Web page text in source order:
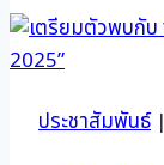
นาย
เพ็ง
อธิบดี
ประชาสัมพันธ์|